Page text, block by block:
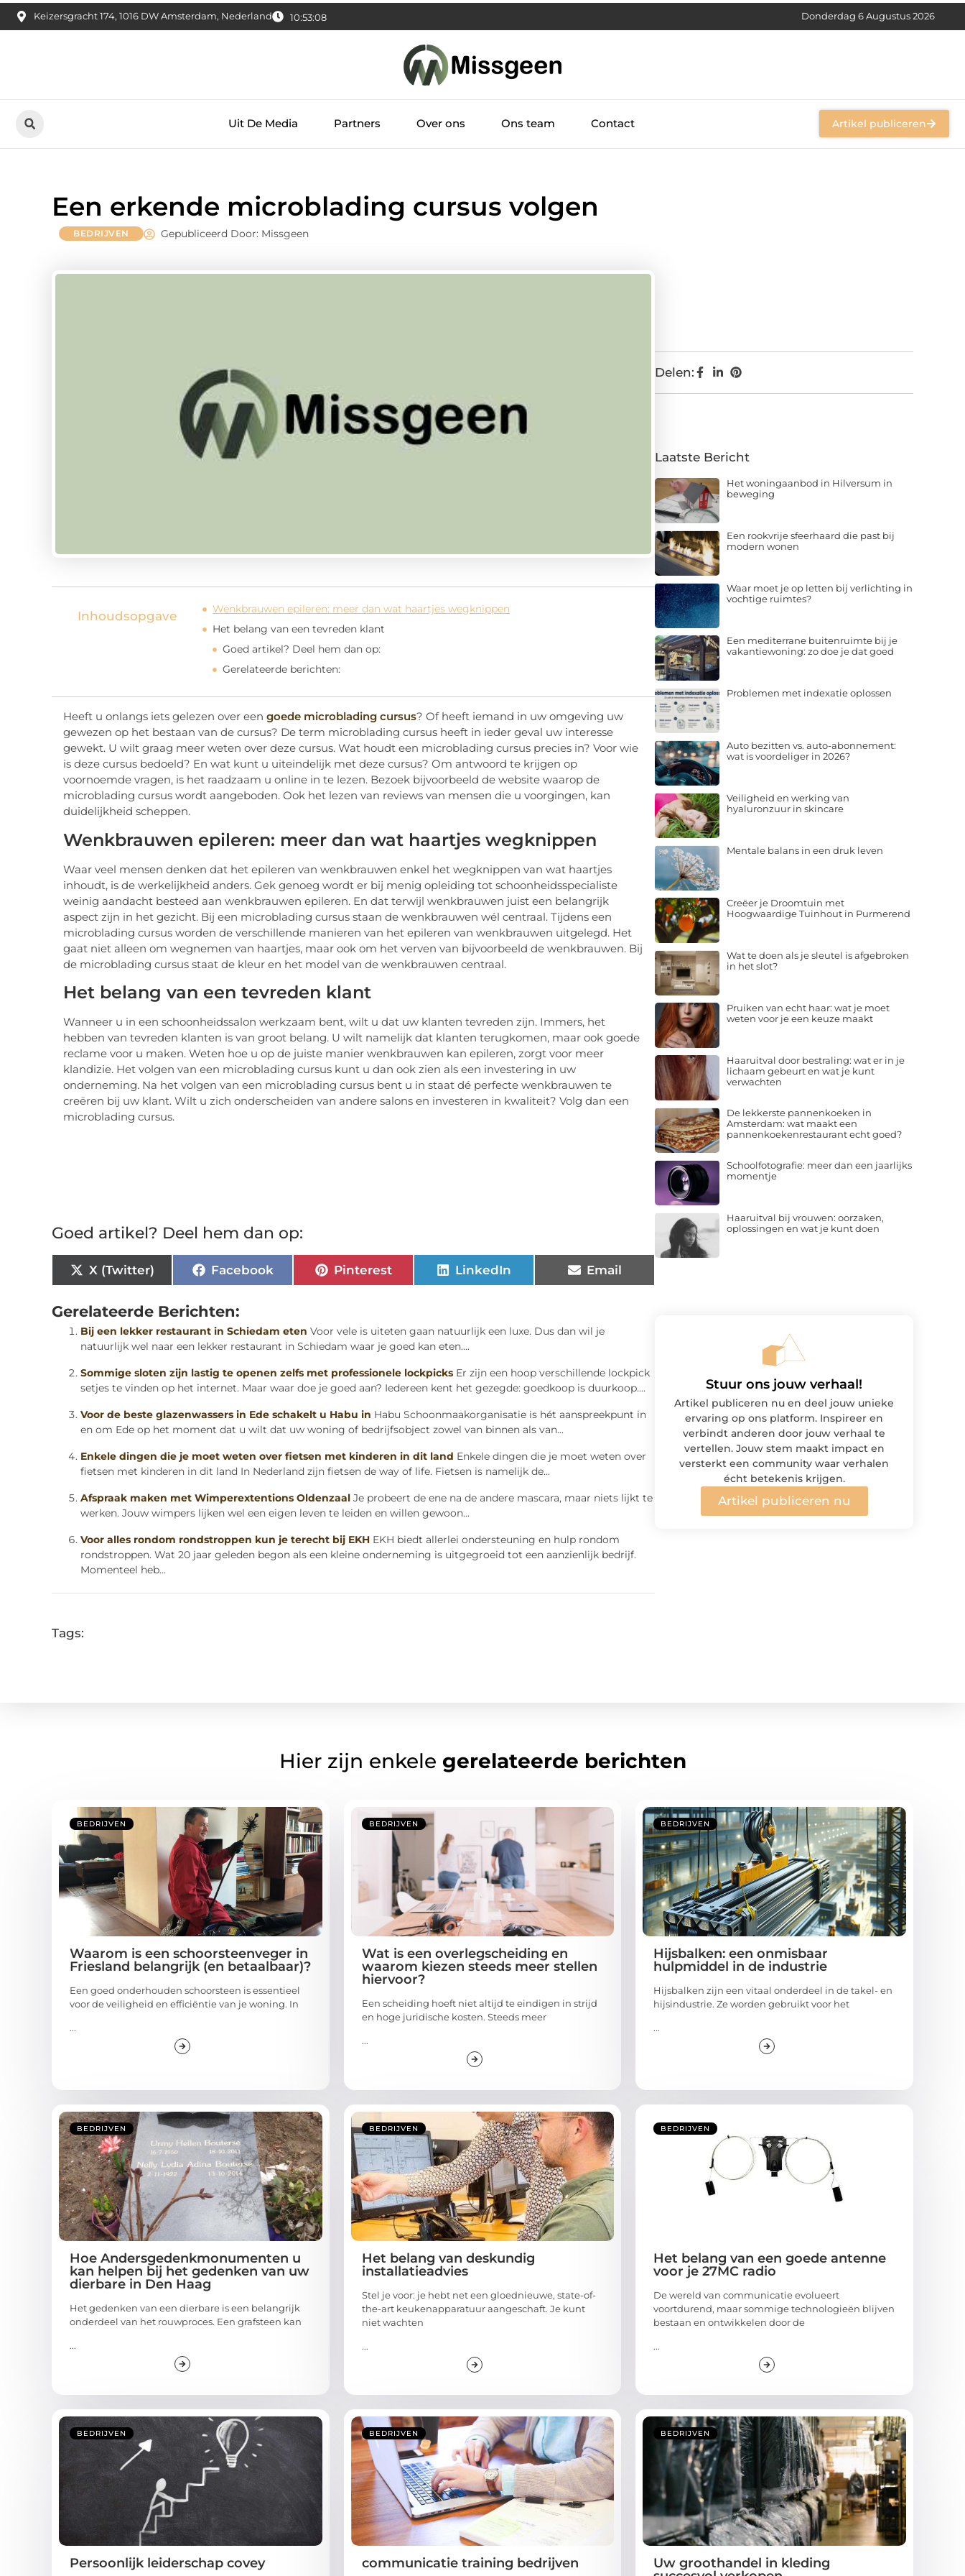
Keizersgracht 174, 1016 DW Amsterdam, Nederland 10:53:09 Donderdag 6 Augustus 2026
Uit De Media Partners Over ons Ons team Contact Artikel publiceren
Een erkende microblading cursus volgen
BEDRIJVEN Gepubliceerd Door: Missgeen
Inhoudsopgave
Wenkbrauwen epileren: meer dan wat haartjes wegknippen
Het belang van een tevreden klant
Goed artikel? Deel hem dan op:
Gerelateerde berichten:
Heeft u onlangs iets gelezen over een goede microblading cursus? Of heeft iemand in uw omgeving uw
gewezen op het bestaan van de cursus? De term microblading cursus heeft in ieder geval uw interesse
gewekt. U wilt graag meer weten over deze cursus. Wat houdt een microblading cursus precies in? Voor wie
is deze cursus bedoeld? En wat kunt u uiteindelijk met deze cursus? Om antwoord te krijgen op
voornoemde vragen, is het raadzaam u online in te lezen. Bezoek bijvoorbeeld de website waarop de
microblading cursus wordt aangeboden. Ook het lezen van reviews van mensen die u voorgingen, kan
duidelijkheid scheppen.
Wenkbrauwen epileren: meer dan wat haartjes wegknippen
Waar veel mensen denken dat het epileren van wenkbrauwen enkel het wegknippen van wat haartjes
inhoudt, is de werkelijkheid anders. Gek genoeg wordt er bij menig opleiding tot schoonheidsspecialiste
weinig aandacht besteed aan wenkbrauwen epileren. En dat terwijl wenkbrauwen juist een belangrijk
aspect zijn in het gezicht. Bij een microblading cursus staan de wenkbrauwen wél centraal. Tijdens een
microblading cursus worden de verschillende manieren van het epileren van wenkbrauwen uitgelegd. Het
gaat niet alleen om wegnemen van haartjes, maar ook om het verven van bijvoorbeeld de wenkbrauwen. Bij
de microblading cursus staat de kleur en het model van de wenkbrauwen centraal.
Het belang van een tevreden klant
Wanneer u in een schoonheidssalon werkzaam bent, wilt u dat uw klanten tevreden zijn. Immers, het
hebben van tevreden klanten is van groot belang. U wilt namelijk dat klanten terugkomen, maar ook goede
reclame voor u maken. Weten hoe u op de juiste manier wenkbrauwen kan epileren, zorgt voor meer
klandizie. Het volgen van een microblading cursus kunt u dan ook zien als een investering in uw
onderneming. Na het volgen van een microblading cursus bent u in staat dé perfecte wenkbrauwen te
creëren bij uw klant. Wilt u zich onderscheiden van andere salons en investeren in kwaliteit? Volg dan een
microblading cursus.
Goed artikel? Deel hem dan op:
X (Twitter) Facebook Pinterest LinkedIn Email
Gerelateerde Berichten:
Bij een lekker restaurant in Schiedam eten Voor vele is uiteten gaan natuurlijk een luxe. Dus dan wil je
natuurlijk wel naar een lekker restaurant in Schiedam waar je goed kan eten....
Sommige sloten zijn lastig te openen zelfs met professionele lockpicks Er zijn een hoop verschillende lockpick
setjes te vinden op het internet. Maar waar doe je goed aan? Iedereen kent het gezegde: goedkoop is duurkoop....
Voor de beste glazenwassers in Ede schakelt u Habu in Habu Schoonmaakorganisatie is hét aanspreekpunt in
en om Ede op het moment dat u wilt dat uw woning of bedrijfsobject zowel van binnen als van...
Enkele dingen die je moet weten over fietsen met kinderen in dit land Enkele dingen die je moet weten over
fietsen met kinderen in dit land In Nederland zijn fietsen de way of life. Fietsen is namelijk de...
Afspraak maken met Wimperextentions Oldenzaal Je probeert de ene na de andere mascara, maar niets lijkt te
werken. Jouw wimpers lijken wel een eigen leven te leiden en willen gewoon...
Voor alles rondom rondstroppen kun je terecht bij EKH EKH biedt allerlei ondersteuning en hulp rondom
rondstroppen. Wat 20 jaar geleden begon als een kleine onderneming is uitgegroeid tot een aanzienlijk bedrijf.
Momenteel heb...
Tags:
Delen:
Laatste Bericht
Het woningaanbod in Hilversum in
beweging
Een rookvrije sfeerhaard die past bij
modern wonen
Waar moet je op letten bij verlichting in
vochtige ruimtes?
Een mediterrane buitenruimte bij je
vakantiewoning: zo doe je dat goed
Problemen met indexatie oplossen
Auto bezitten vs. auto-abonnement:
wat is voordeliger in 2026?
Veiligheid en werking van
hyaluronzuur in skincare
Mentale balans in een druk leven
Creëer je Droomtuin met
Hoogwaardige Tuinhout in Purmerend
Wat te doen als je sleutel is afgebroken
in het slot?
Pruiken van echt haar: wat je moet
weten voor je een keuze maakt
Haaruitval door bestraling: wat er in je
lichaam gebeurt en wat je kunt
verwachten
De lekkerste pannenkoeken in
Amsterdam: wat maakt een
pannenkoekenrestaurant echt goed?
Schoolfotografie: meer dan een jaarlijks
momentje
Haaruitval bij vrouwen: oorzaken,
oplossingen en wat je kunt doen
Stuur ons jouw verhaal!
Artikel publiceren nu en deel jouw unieke
ervaring op ons platform. Inspireer en
verbindt anderen door jouw verhaal te
vertellen. Jouw stem maakt impact en
versterkt een community waar verhalen
écht betekenis krijgen.
Artikel publiceren nu
Hier zijn enkele gerelateerde berichten
BEDRIJVEN
Waarom is een schoorsteenveger in
Friesland belangrijk (en betaalbaar)?
Een goed onderhouden schoorsteen is essentieel
voor de veiligheid en efficiëntie van je woning. In
...
BEDRIJVEN
Wat is een overlegscheiding en
waarom kiezen steeds meer stellen
hiervoor?
Een scheiding hoeft niet altijd te eindigen in strijd
en hoge juridische kosten. Steeds meer
...
BEDRIJVEN
Hijsbalken: een onmisbaar
hulpmiddel in de industrie
Hijsbalken zijn een vitaal onderdeel in de takel- en
hijsindustrie. Ze worden gebruikt voor het
...
BEDRIJVEN
Hoe Andersgedenkmonumenten u
kan helpen bij het gedenken van uw
dierbare in Den Haag
Het gedenken van een dierbare is een belangrijk
onderdeel van het rouwproces. Een grafsteen kan
...
BEDRIJVEN
Het belang van deskundig
installatieadvies
Stel je voor: je hebt net een gloednieuwe, state-of-
the-art keukenapparatuur aangeschaft. Je kunt
niet wachten
...
BEDRIJVEN
Het belang van een goede antenne
voor je 27MC radio
De wereld van communicatie evolueert
voortdurend, maar sommige technologieën blijven
bestaan en ontwikkelen door de
...
BEDRIJVEN
Persoonlijk leiderschap covey
BEDRIJVEN
communicatie training bedrijven
BEDRIJVEN
Uw groothandel in kleding